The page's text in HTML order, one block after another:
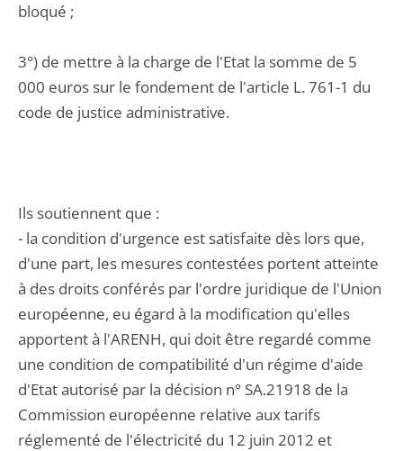
bloqué ;
3°) de mettre à la charge de l'Etat la somme de 5
000 euros sur le fondement de l'article L. 761-1 du
code de justice administrative.
Ils soutiennent que :
- la condition d'urgence est satisfaite dès lors que,
d'une part, les mesures contestées portent atteinte
à des droits conférés par l'ordre juridique de l'Union
européenne, eu égard à la modification qu'elles
apportent à l'ARENH, qui doit être regardé comme
une condition de compatibilité d'un régime d'aide
d'Etat autorisé par la décision n° SA.21918 de la
Commission européenne relative aux tarifs
réglementé de l'électricité du 12 juin 2012 et